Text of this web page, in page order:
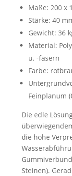
Maße: 200 x
Stärke: 40
Gewicht: 36
Material:
u. -fasern
Farbe:
Feinplanum
Die edle
die hohe
Steinen).